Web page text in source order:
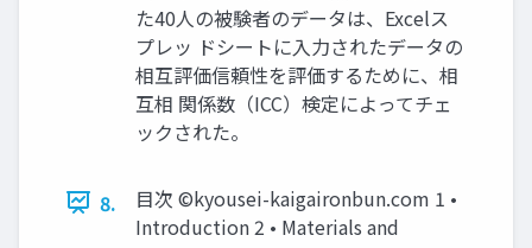
た40人の被験者のデータは、Excelス
プレッ ドシートに入力されたデータの
相互評価信頼性を評価するために、相
互相 関係数（ICC）検定によってチェ
ックされた。
8.
目次 ©kyousei-kaigaironbun.com 1 •
Introduction 2 • Materials and